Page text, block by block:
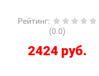
Рейтинг:
(0.0)
2424 руб.